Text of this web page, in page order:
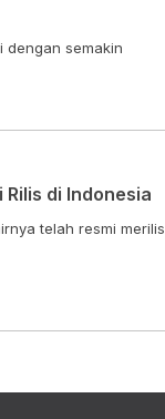
dengan semakin
di Indonesia
telah resmi merilis